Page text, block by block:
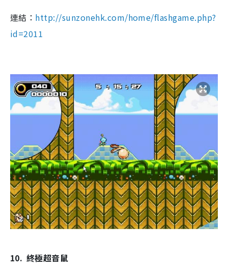
連結： http://sunzonehk.com/home/flashgame.php?
id=2011
10. 終極超音鼠